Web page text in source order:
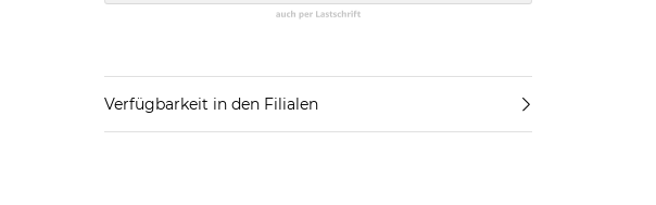
Verfügbarkeit in den Filialen